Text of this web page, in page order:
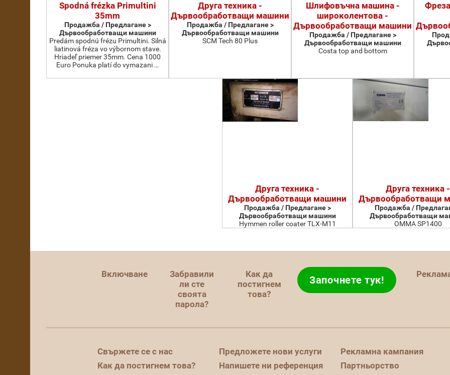
Spodná frézka Primultini
35mm
Продажба / Предлагане >
Дървообработващи машини
Predám spodnú frézu Primultini. Silná
liatinová fréza vo výbornom stave.
Hriadeľ priemer 35mm. Cena 1000
Euro Ponuka platí do vymazani …
Друга техника -
Дървообработващи машини
Продажба / Предлагане >
Дървообработващи машини
SCM Tech 80 Plus
Шлифовъчна машина -
широколентова -
Дървообработващи машини
Продажба / Предлагане >
Дървообработващи машини
Costa top and bottom
Друга техника -
Дървообработващи машини
Продажба / Предлагане >
Дървообработващи машини
Hymmen roller coater TLX-M11
Друга техника -
Дървообработващи
Продажба /
Дървообработващи
OMMA SP1400
Включване
Забравили
ли сте
своята
парола?
Как да
постигнем
това?
Започнете тук!
Свържете се с нас
Как да постигнем това?
Предложете нови услуги
Напишете ни референция
Рекламна кампания
Партньорство